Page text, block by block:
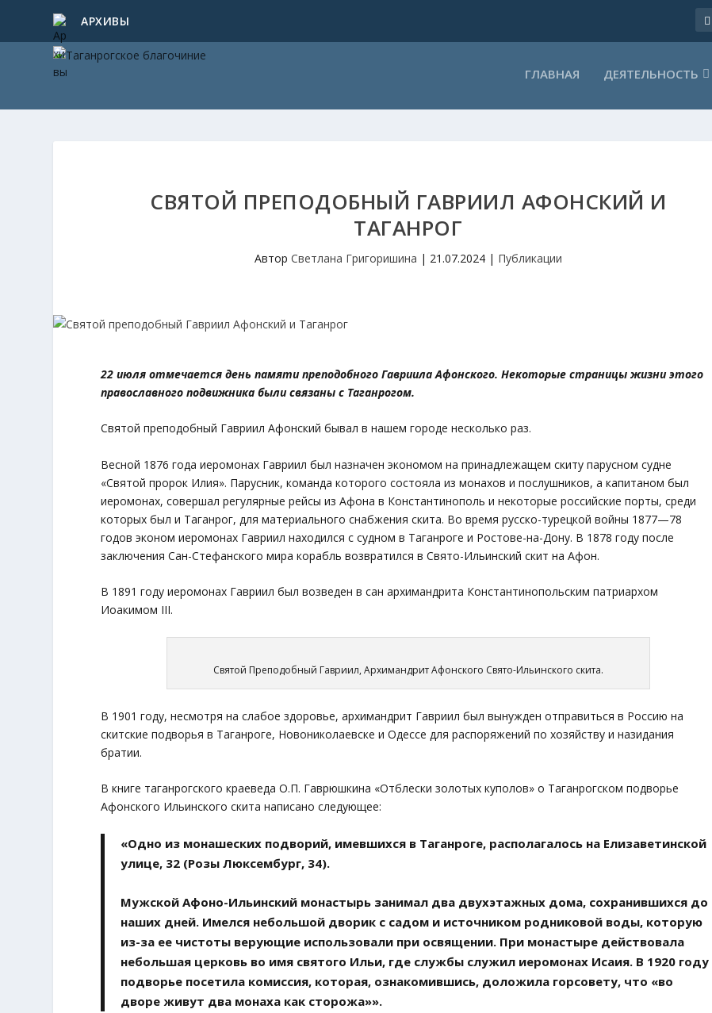
АРХИВЫ
ГЛАВНАЯ ДЕЯТЕЛЬНОСТЬ
СВЯТОЙ ПРЕПОДОБНЫЙ ГАВРИИЛ АФОНСКИЙ И
ТАГАНРОГ
Автор Светлана Григоришина | 21.07.2024| Публикации
22 июля отмечается день памяти преподобного Гавриила Афонского. Некоторые страницы жизни этого
православного подвижника были связаны с Таганрогом.
Святой преподобный Гавриил Афонский бывал в нашем городе несколько раз.
Весной 1876 года иеромонах Гавриил был назначен экономом на принадлежащем скиту парусном судне
«Святой пророк Илия». Парусник, команда которого состояла из монахов и послушников, а капитаном был
иеромонах, совершал регулярные рейсы из Афона в Константинополь и некоторые российские порты, среди
которых был и Таганрог, для материального снабжения скита. Во время русско-турецкой войны 1877—78
годов эконом иеромонах Гавриил находился с судном в Таганроге и Ростове-на-Дону. В 1878 году после
заключения Сан-Стефанского мира корабль возвратился в Свято-Ильинский скит на Афон.
В 1891 году иеромонах Гавриил был возведен в сан архимандрита Константинопольским патриархом
Иоакимом III.
Святой Преподобный Гавриил, Архимандрит Афонского Свято-Ильинского скита.
В 1901 году, несмотря на слабое здоровье, архимандрит Гавриил был вынужден отправиться в Россию на
скитские подворья в Таганроге, Новониколаевске и Одессе для распоряжений по хозяйству и назидания
братии.
В книге таганрогского краеведа О.П. Гаврюшкина «Отблески золотых куполов» о Таганрогском подворье
Афонского Ильинского скита написано следующее:
«Одно из монашеских подворий, имевшихся в Таганроге, располагалось на Елизаветинской
улице, 32 (Розы Люксембург, 34).
Мужской Афоно-Ильинский монастырь занимал два двухэтажных дома, сохранившихся до
наших дней. Имелся небольшой дворик с садом и источником родниковой воды, которую
из-за ее чистоты верующие использовали при освящении. При монастыре действовала
небольшая церковь во имя святого Ильи, где службы служил иеромонах Исаия. В 1920 году
подворье посетила комиссия, которая, ознакомившись, доложила горсовету, что «во
дворе живут два монаха как сторожа»».